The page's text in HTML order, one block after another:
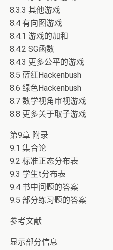
8.3.3 其他游戏
8.4 有向图游戏
8.4.1 游戏的加和
8.4.2 SG函数
8.4.3 更多公平的游戏
8.5 蓝红Hackenbush
8.6 绿色Hackenbush
8.7 数学视角审视游戏
8.8 更多关于取子游戏
第9章 附录
9.1 集合论
9.2 标准正态分布表
9.3 学生t分布表
9.4 书中问题的答案
9.5 部分练习题的答案
参考文献
显示部分信息